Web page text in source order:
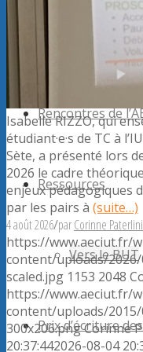
Rencontres de
Ressources
Vers le BUT
Prix d’écriture
Isabelle RIZZO, qui
étudiant·e·s de TC à
Sète, a présenté lors
2026 le cadre
enjeux pédagogiques
par les pairs à (suite…)
4 août 2026/parCorinne Paterlini
https://www.aeciut.fr/
content/uploads/2026/
scaled.jpg 1153 2048
https://www.aeciut.fr/
content/uploads/
300x206.pngCorinne
20:37:442026-08-04